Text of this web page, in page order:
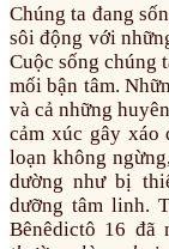
Chúng ta đang
sôi động với
Cuộc sống chúng
mối bận tâm.
và cả những
cảm xúc gây xáo
loạn không
dường như bị
dưỡng tâm linh.
Bênêdictô 16 đã